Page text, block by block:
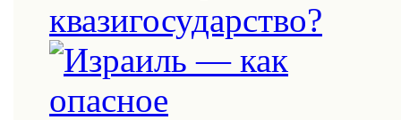
квазигосударство?